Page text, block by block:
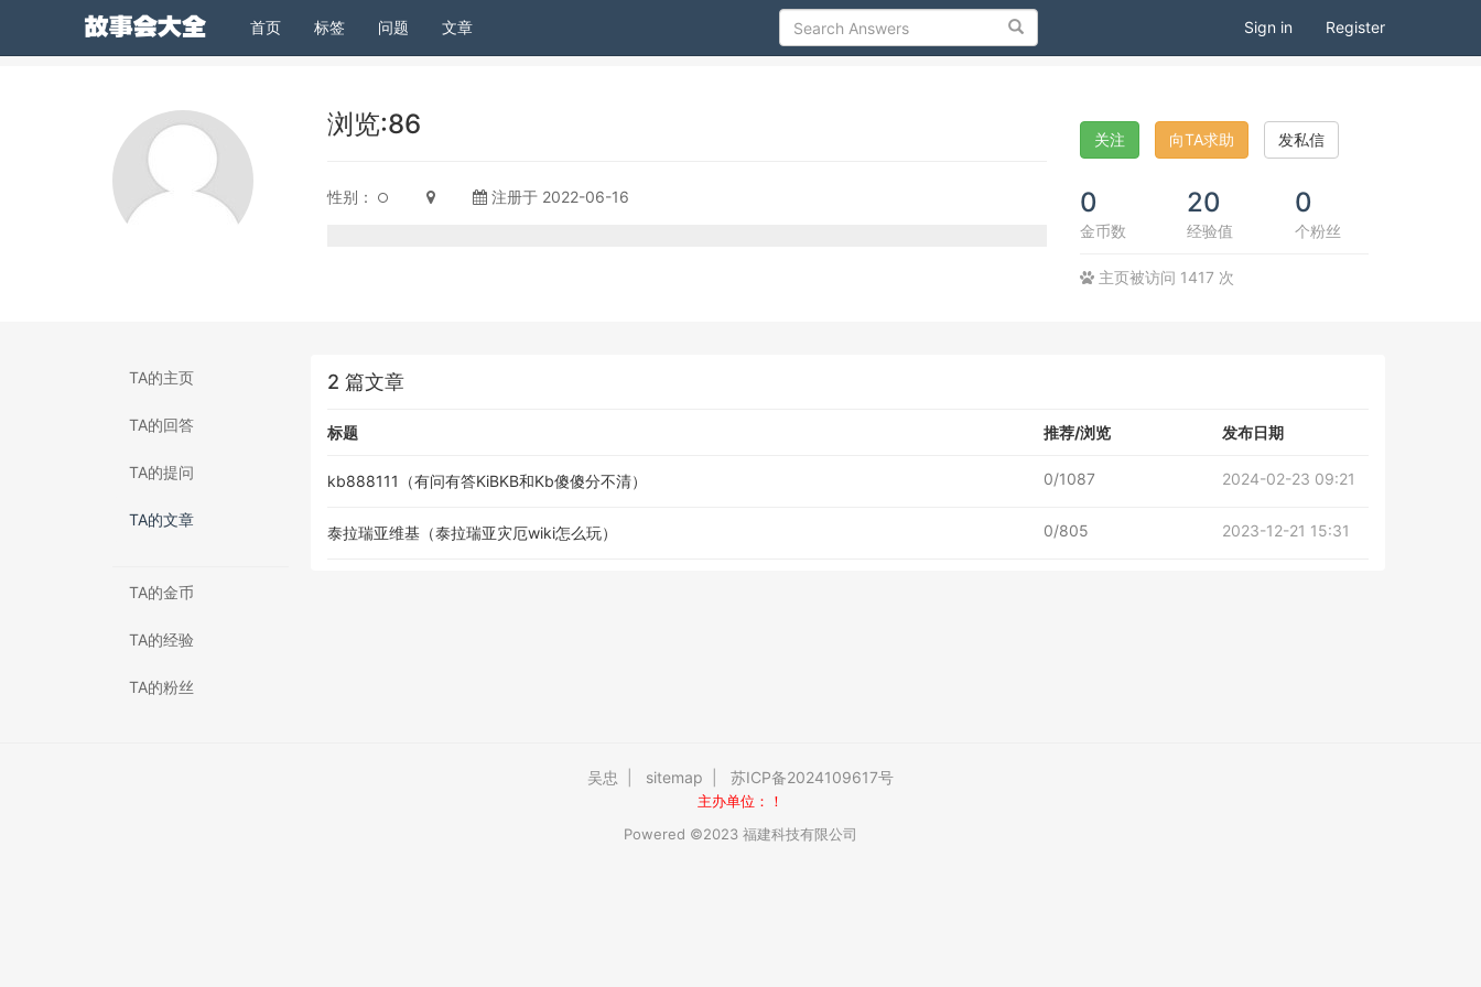
首页(current)
标签 问题 文章 Search Sign in Register
浏览:86
性别： 注册于 2022-06-16
关注 向TA求助 发私信
0
金币数
20
经验值
0
个粉丝
主页被访问 1417 次
TA的主页
TA的回答
TA的提问
TA的文章
TA的金币
TA的经验
TA的粉丝
2 篇文章
标题 推荐/浏览 发布日期
kb888111（有问有答KiBKB和Kb傻傻分不清） 0/1087 2024-02-23 09:21
泰拉瑞亚维基（泰拉瑞亚灾厄wiki怎么玩） 0/805 2023-12-21 15:31
吴忠 sitemap 苏ICP备2024109617号
主办单位：！
Powered ©2023 福建科技有限公司